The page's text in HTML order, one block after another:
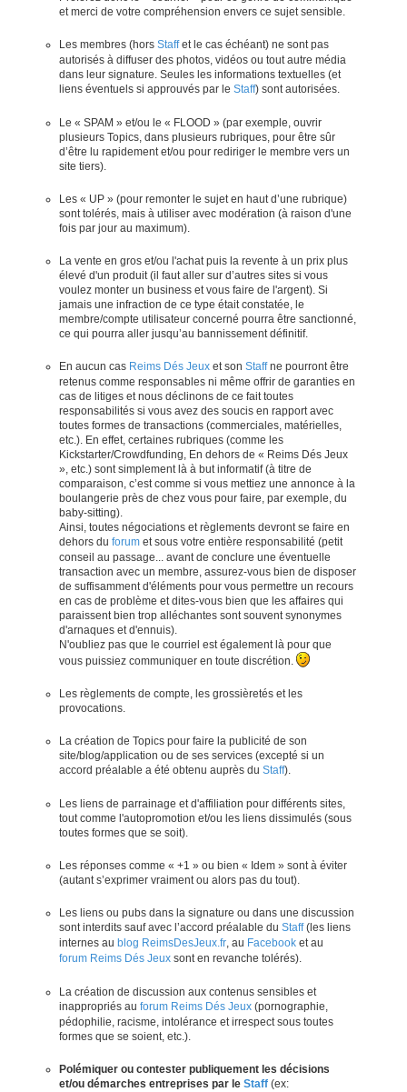
et merci de votre compréhension envers ce sujet sensible.
Les membres (hors Staffet le cas échéant) ne sont pas
autorisés à diffuser des photos, vidéos ou tout autre média
dans leur signature. Seules les informations textuelles (et
liens éventuels si approuvés par le Staff) sont autorisées.
Le « SPAM » et/ou le « FLOOD » (par exemple, ouvrir
plusieurs Topics, dans plusieurs rubriques, pour être sûr
d’être lu rapidement et/ou pour rediriger le membre vers un
site tiers).
Les « UP » (pour remonter le sujet en haut d’une rubrique)
sont tolérés, mais à utiliser avec modération (à raison d'une
fois par jour au maximum).
La vente en gros et/ou l'achat puis la revente à un prix plus
élevé d'un produit (il faut aller sur d’autres sites si vous
voulez monter un business et vous faire de l'argent). Si
jamais une infraction de ce type était constatée, le
membre/compte utilisateur concerné pourra être sanctionné,
ce qui pourra aller jusqu’au bannissement définitif.
En aucun cas Reims Dés Jeux et son Staffne pourront être
retenus comme responsables ni même offrir de garanties en
cas de litiges et nous déclinons de ce fait toutes
responsabilités si vous avez des soucis en rapport avec
toutes formes de transactions (commerciales, matérielles,
etc.). En effet, certaines rubriques (comme les
Kickstarter/Crowdfunding, En dehors de « Reims Dés Jeux
», etc.) sont simplement là à but informatif (à titre de
comparaison, c’est comme si vous mettiez une annonce à la
boulangerie près de chez vous pour faire, par exemple, du
baby-sitting).
Ainsi, toutes négociations et règlements devront se faire en
dehors du forum et sous votre entière responsabilité (petit
conseil au passage... avant de conclure une éventuelle
transaction avec un membre, assurez-vous bien de disposer
de suffisamment d'éléments pour vous permettre un recours
en cas de problème et dites-vous bien que les affaires qui
paraissent bien trop alléchantes sont souvent synonymes
d'arnaques et d'ennuis).
N'oubliez pas que le courriel est également là pour que
vous puissiez communiquer en toute discrétion.
Les règlements de compte, les grossièretés et les
provocations.
La création de Topics pour faire la publicité de son
site/blog/application ou de ses services (excepté si un
accord préalable a été obtenu auprès du Staff).
Les liens de parrainage et d'affiliation pour différents sites,
tout comme l'autopromotion et/ou les liens dissimulés (sous
toutes formes que se soit).
Les réponses comme « +1 » ou bien « Idem » sont à éviter
(autant s’exprimer vraiment ou alors pas du tout).
Les liens ou pubs dans la signature ou dans une discussion
sont interdits sauf avec l’accord préalable du Staff(les liens
internes au blog ReimsDesJeux.fr, au Facebook et au
forum Reims Dés Jeux sont en revanche tolérés).
La création de discussion aux contenus sensibles et
inappropriés au forum Reims Dés Jeux (pornographie,
pédophilie, racisme, intolérance et irrespect sous toutes
formes que se soient, etc.).
Polémiquer ou contester publiquement les décisions
et/ou démarches entreprises par le Staff (ex: